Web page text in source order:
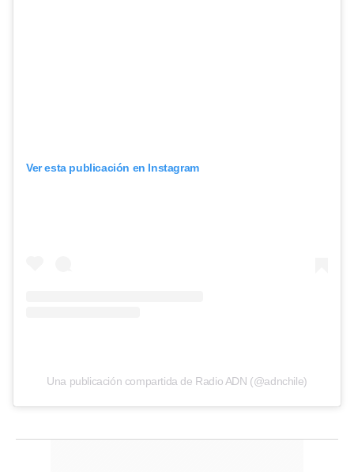
Ver esta publicación en Instagram
Una publicación compartida de Radio ADN (@adnchile)